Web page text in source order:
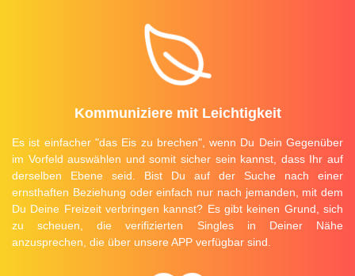
Kommuniziere mit Leichtigkeit
Es ist einfacher "das Eis zu brechen", wenn Du Dein Gegenüber
im Vorfeld auswählen und somit sicher sein kannst, dass Ihr auf
derselben Ebene seid. Bist Du auf der Suche nach einer
ernsthaften Beziehung oder einfach nur nach jemanden, mit dem
Du Deine Freizeit verbringen kannst? Es gibt keinen Grund, sich
zu scheuen, die verifizierten Singles in Deiner Nähe
anzusprechen, die über unsere APP verfügbar sind.